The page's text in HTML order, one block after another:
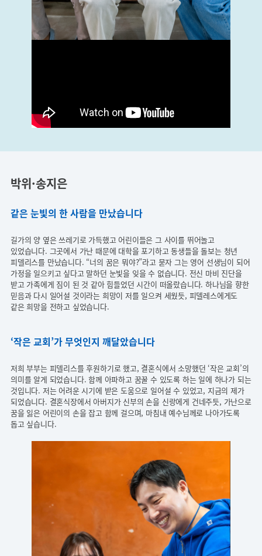
박위·송지은
같은 눈빛의 한 사람을 만났습니다
길가의 양 옆은 쓰레기로 가득했고 어린이들은 그 사이를 뛰어놀고
있었습니다. 그곳에서 가난 때문에 대학을 포기하고 동생들을 돌보는 청년
피델리스를 만났습니다. “너의 꿈은 뭐야?”라고 묻자 그는 영어 선생님이 되어
가정을 일으키고 싶다고 말하던 눈빛을 잊을 수 없습니다. 전신 마비 진단을
받고 가족에게 짐이 된 것 같아 힘들었던 시간이 떠올랐습니다. 하나님을 향한
믿음과 다시 일어설 것이라는 희망이 저를 일으켜 세웠듯, 피델레스에게도
같은 희망을 전하고 싶었습니다.
‘작은 교회’가 무엇인지 깨달았습니다
저희 부부는 피델리스를 후원하기로 했고, 결혼식에서 소망했던 ‘작은 교회’의
의미를 알게 되었습니다. 함께 아파하고 꿈꿀 수 있도록 하는 일에 하나가 되는
것입니다. 저는 어려운 시기에 받은 도움으로 일어설 수 있었고, 지금의 제가
되었습니다. 결혼식장에서 아버지가 신부의 손을 신랑에게 건네주듯, 가난으로
꿈을 잃은 어린이의 손을 잡고 함께 걸으며, 마침내 예수님께로 나아가도록
돕고 싶습니다.